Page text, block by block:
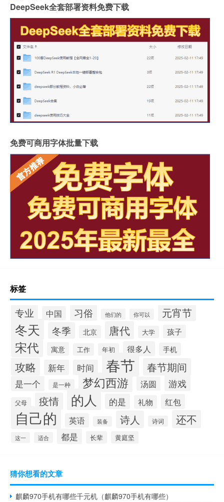
DeepSeek全套部署资料免费下载
免费可商用字体批量下载
标签
专业 中国 习俗 他们的 你可以 元宵节
冬天 冬季 北京 唐代 大学 孩子
宋代 寓意 工作 年初 很多人 手机
攻略 新年 时间 春节 春节期间
是一个 是一种 梦幻西游 汤圆 游戏
父母 疫情 的人 的是 礼物 红包
自己的 英语 装备 诗人 诗词 还不
这一 适合 都是 长辈 黄庭坚
猜你想看的文章
麒麟970手机有哪些千元机（麒麟970手机有哪些）